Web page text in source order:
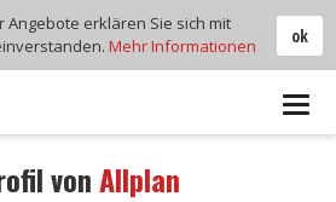
vonAllplan
ok
Angebote erklären Sie sich mit
Mehr Informationen